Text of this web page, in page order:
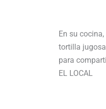
En su
tortilla
para
EL LOCAL